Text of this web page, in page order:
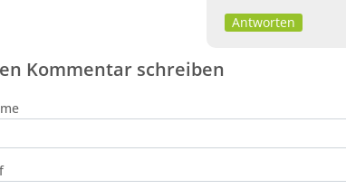
Antworten
Kommentar schreiben